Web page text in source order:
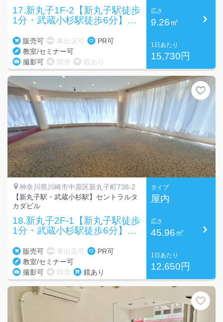
17.新丸子1F-2【新丸子駅徒歩
1分・武蔵小杉駅徒歩6分】路
販売可 車出店可
PR可
教室/セミナー可
撮影可
防音 鏡あり
広さ
9.26㎡
1日あたり
15,730円
神奈川県川崎市中原区新丸子町738-2
【新丸子駅・武蔵小杉駅】セントラルタ
カダビル
18.新丸子2F-1【新丸子駅徒歩
1分・武蔵小杉駅徒歩6分】2
販売可 車出店可
PR可
教室/セミナー可
撮影可
防音 鏡あり
タイプ
屋内
広さ
45.96㎡
1日あたり
12,650円